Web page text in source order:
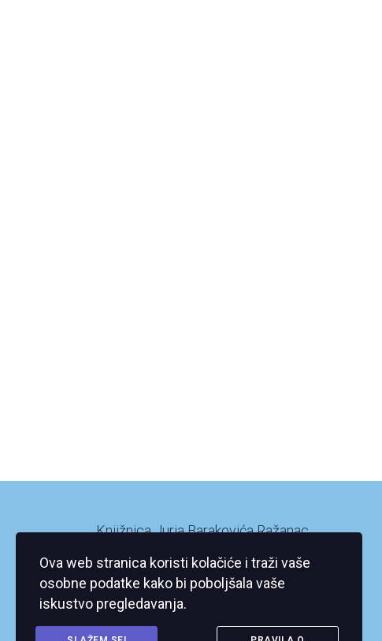
Knjižnica Jurja Barakovića Ražanac
23248 Ražanac
Ova web stranica koristi kolačiće i traži vaše
osobne podatke kako bi poboljšala vaše
iskustvo pregledavanja.